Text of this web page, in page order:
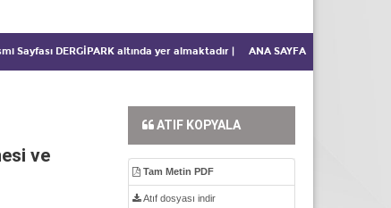
Sayfası DERGİPARK altında yer almaktadır ANA SAYFA
ve
ATIF KOPYALA
Tam Metin PDF
Atıf dosyası indir